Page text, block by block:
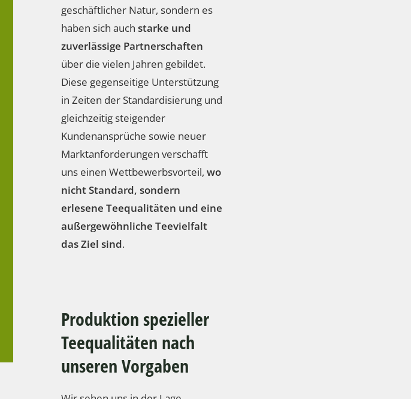
geschäftlicher Natur, sondern es
haben sich auch starke und
zuverlässige Partnerschaften
über die vielen Jahren gebildet.
Diese gegenseitige Unterstützung
in Zeiten der Standardisierung und
gleichzeitig steigender
Kundenansprüche sowie neuer
Marktanforderungen verschafft
uns einen Wettbewerbsvorteil, wo
nicht Standard, sondern
erlesene Teequalitäten und eine
außergewöhnliche Teevielfalt
das Ziel sind.
Produktion spezieller
Teequalitäten nach
unseren Vorgaben